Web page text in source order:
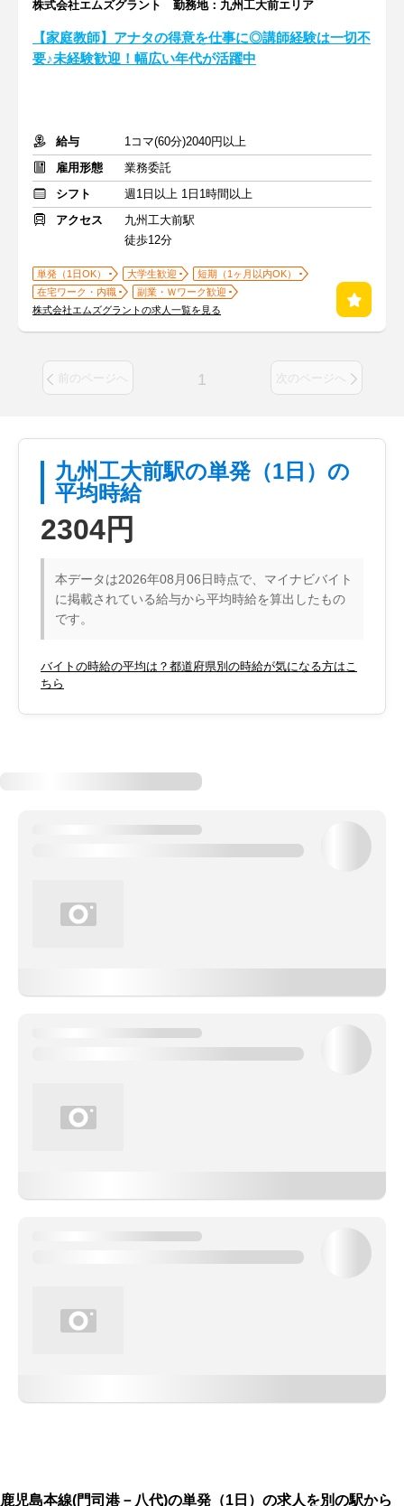
株式会社エムズグラント 勤務地：九州工大前エリア
【家庭教師】アナタの得意を仕事に◎講師経験は一切不
要♪未経験歓迎！幅広い年代が活躍中
給与
1コマ(60分)2040円以上
雇用形態
業務委託
シフト
週1日以上 1日1時間以上
アクセス
九州工大前駅
徒歩12分
単発（1日OK） 大学生歓迎
短期（1ヶ月以内OK）
在宅ワーク・内職
副業・Ｗワーク歓迎
株式会社エムズグラントの求人一覧を見る
前のページへ 1 次のページへ
九州工大前駅の単発（1日）の
平均時給
2304円
本データは2026年08月06日時点で、マイナビバイト
に掲載されている給与から平均時給を算出したもの
です。
バイトの時給の平均は？都道府県別の時給が気になる方はこ
ちら
鹿児島本線(門司港－八代)の単発（1日）の求人を別の駅から